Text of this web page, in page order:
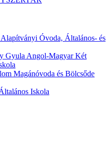
Óvoda, Általános- és
Gyula Angol-Magyar Két
Magánóvoda és Bölcsőde
Iskola